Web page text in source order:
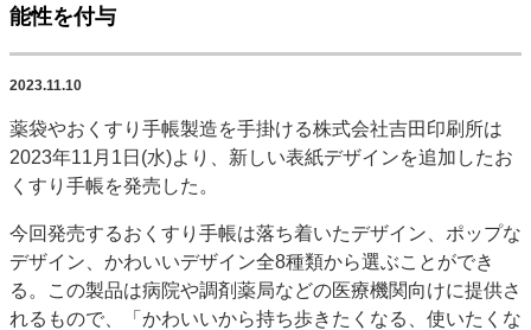
カテゴリー一覧
新商品 新製品 ＡＩ・デジタル デジタル印刷
印刷通販
SDGs・地域
市場・統計
人事・移転・異動・訃報
特集記事カテゴリー一覧
JAPAN PACK 2023 特集
中古印刷機・製本機特集
2022 見える化・MIS特集
2022 検査・校正特集
特集・デジタル印刷 ～ 新成長軌道を描く
能性を付与
2023.11.10
薬袋やおくすり手帳製造を手掛ける株式会社吉田印刷所は
2023年11月1日(水)より、新しい表紙デザインを追加したお
くすり手帳を発売した。
今回発売するおくすり手帳は落ち着いたデザイン、ポップな
デザイン、かわいいデザイン全8種類から選ぶことができ
る。この製品は病院や調剤薬局などの医療機関向けに提供さ
れるもので、「かわいいから持ち歩きたくなる、使いたくな